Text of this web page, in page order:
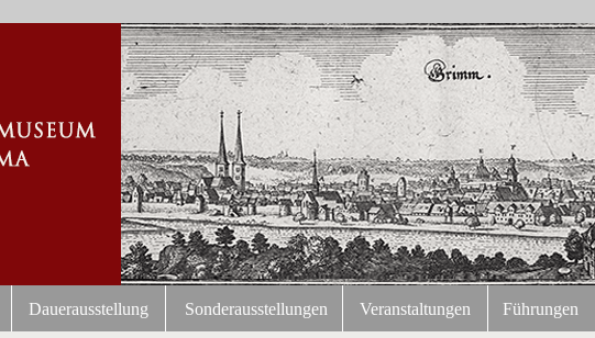
Dauerausstellung Sonderausstellungen Veranstaltungen Führungen